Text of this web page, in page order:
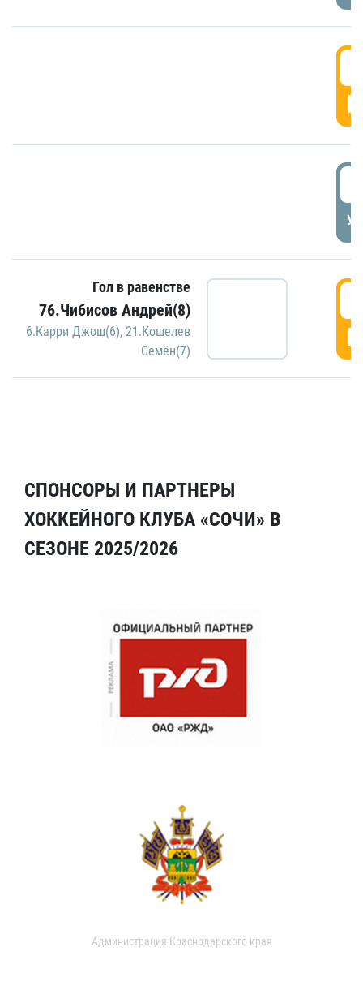
Гол в равенстве
76.Чибисов Андрей(8)
6.Карри Джош(6), 21.Кошелев
Семён(7)
СПОНСОРЫ И ПАРТНЕРЫ
ХОККЕЙНОГО КЛУБА «СОЧИ» В
СЕЗОНЕ 2025/2026
Администрация Краснодарского края